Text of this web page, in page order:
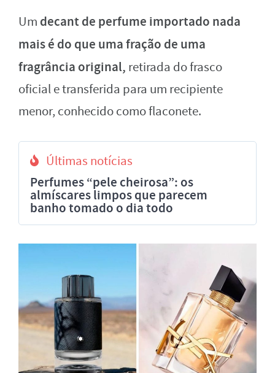
Um decant de perfume importado nada
mais é do que uma fração de uma
fragrância original, retirada do frasco
oficial e transferida para um recipiente
menor, conhecido como flaconete.
Últimas notícias
Perfumes “pele cheirosa”: os
almíscares limpos que parecem
banho tomado o dia todo